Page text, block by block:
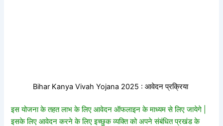
Bihar Kanya Vivah Yojana 2025 : आवेदन प्रक्रिया
इस योजना के तहत लाभ के लिए आवेदन ऑफलाइन के माध्यम से लिए जायेगे |
इसके लिए आवेदन करने के लिए इच्छुक व्यक्ति को अपने संबंधित प्रखंड के